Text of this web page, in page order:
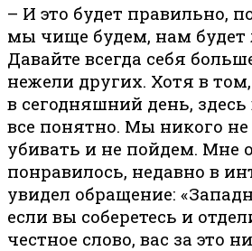
– И это будет правильно,
мы чище будем, нам будет
Давайте всегда себя
нежели других. Хотя в
в сегодняшний день, здесь
все понятно. Мы никого
убивать и не пойдем. Мне
понравилось, недавно в
увидел обращение:
если вы соберетесь и
честное слово, вас за это